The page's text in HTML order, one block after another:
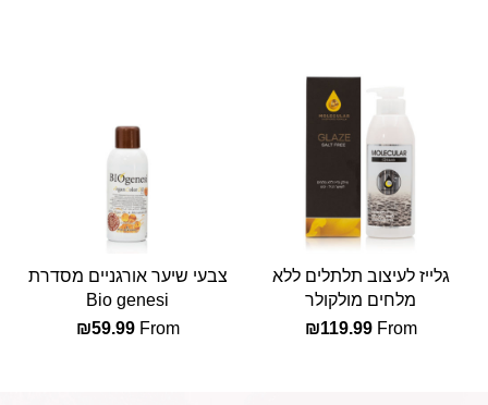
גלייז לעיצוב תלתלים ללא
מלחים מולקולר
From
₪119.99
צבעי שיער אורגניים מסדרת
Bio genesi
From
₪59.99